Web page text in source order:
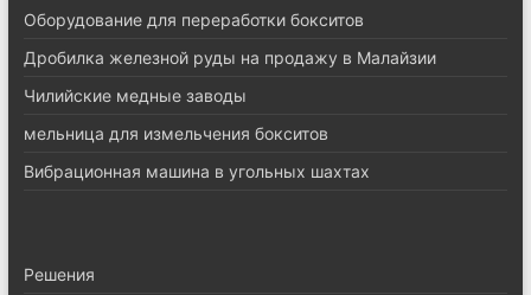
Оборудование для переработки бокситов
Дробилка железной руды на продажу в Малайзии
Чилийские медные заводы
мельница для измельчения бокситов
Вибрационная машина в угольных шахтах
Pешения